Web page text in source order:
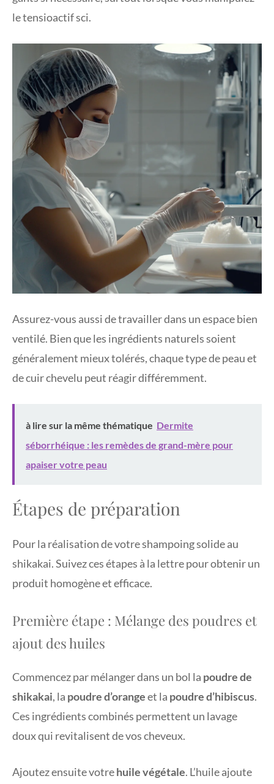
le tensioactif sci.
Assurez-vous aussi de travailler dans un espace bien
ventilé. Bien que les ingrédients naturels soient
généralement mieux tolérés, chaque type de peau et
de cuir chevelu peut réagir différemment.
à lire sur la même thématique Dermite
séborrhéique : les remèdes de grand-mère pour
apaiser votre peau
Étapes de préparation
Pour la réalisation de votre shampoing solide au
shikakai. Suivez ces étapes à la lettre pour obtenir un
produit homogène et efficace.
Première étape : Mélange des poudres et
ajout des huiles
Commencez par mélanger dans un bol la poudre de
shikakai, la poudre d’orangeet la poudre d’hibiscus.
Ces ingrédients combinés permettent un lavage
doux qui revitalisent de vos cheveux.
Ajoutez ensuite votrehuile végétale. L’huile ajoute